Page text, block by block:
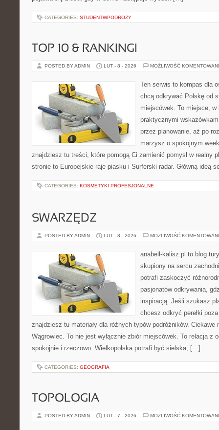
CATEGORIES: STUDENTWPODROZY
TOP 10 & RANKINGI
POSTED BY ADMIN LUT - 8 - 2026 MOŻLIWOŚĆ
Ten serwis to kompas dla
chcą odkrywać Polskę od
miejscówek. To miejsce,
praktycznymi
przez planowanie, aż po
marzysz o spokojnym
znajdziesz tu treści, które pomogą Ci zamienić pomysł w realny
stronie to Europejskie raje piasku i Surferski radar. Główną ideą
CATEGORIES: KOSMETYKI PROFESJONALNE
SWARZĘDZ
POSTED BY ADMIN LUT - 8 - 2026 MOŻLIWOŚĆ
anabell-kalisz.pl to blog
skupiony na sercu
potrafi zaskoczyć
pasjonatów odkrywania,
inspiracją. Jeśli szukasz
chcesz odkryć perełki
znajdziesz tu materiały dla różnych typów podróżników. Ciekawe
Wągrowiec. To nie jest wyłącznie zbiór miejscówek. To relacja z
spokojnie i rzeczowo. Wielkopolska potrafi być sielska, […]
CATEGORIES: GEOGRAFIA
TOPOLOGIA
POSTED BY ADMIN LUT - 7 - 2026 MOŻLIWOŚĆ